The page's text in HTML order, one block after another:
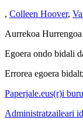
, Colleen Hoover,
Aurrekoa Hurrengoa
Egoera ondo bidali
Errorea egoera
Paperjale.eus(r)i
Administratzaileari